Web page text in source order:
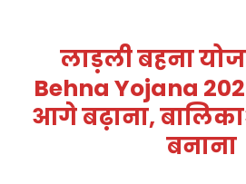
लाड़ली बहना
Behna Yojana
आगे बढ़ाना,
बनाना